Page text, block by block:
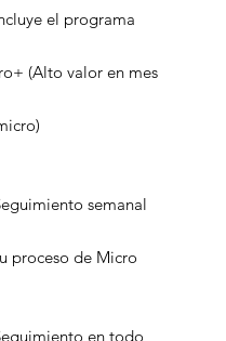
el programa
(Alto valor en mes
semanal
proceso de Micro
en todo